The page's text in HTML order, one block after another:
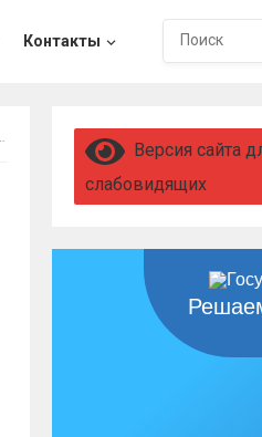
Контакты
Версия сайта
слабовидящих